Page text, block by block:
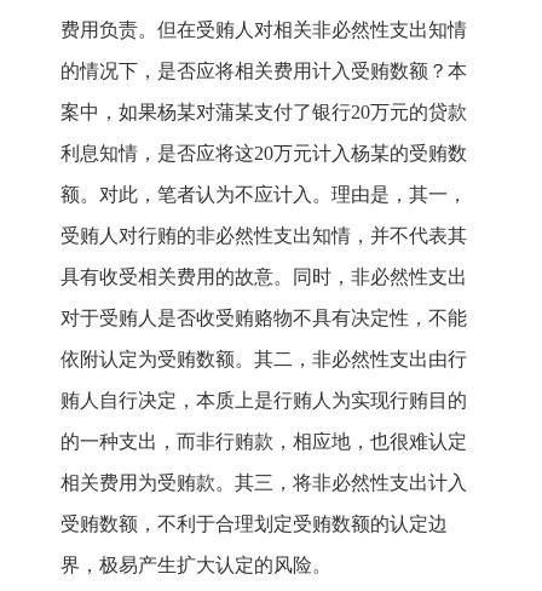
费用负责。但在受贿人对相关非必然性支出知情
的情况下，是否应将相关费用计入受贿数额？本
案中，如果杨某对蒲某支付了银行20万元的贷款
利息知情，是否应将这20万元计入杨某的受贿数
额。对此，笔者认为不应计入。理由是，其一，
受贿人对行贿的非必然性支出知情，并不代表其
具有收受相关费用的故意。同时，非必然性支出
对于受贿人是否收受贿赂物不具有决定性，不能
依附认定为受贿数额。其二，非必然性支出由行
贿人自行决定，本质上是行贿人为实现行贿目的
的一种支出，而非行贿款，相应地，也很难认定
相关费用为受贿款。其三，将非必然性支出计入
受贿数额，不利于合理划定受贿数额的认定边
界，极易产生扩大认定的风险。